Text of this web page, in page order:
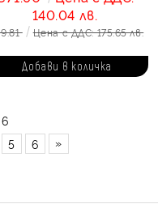
140.04 лв.
Цена с ДДС: 175.65 лв.
5 6 »